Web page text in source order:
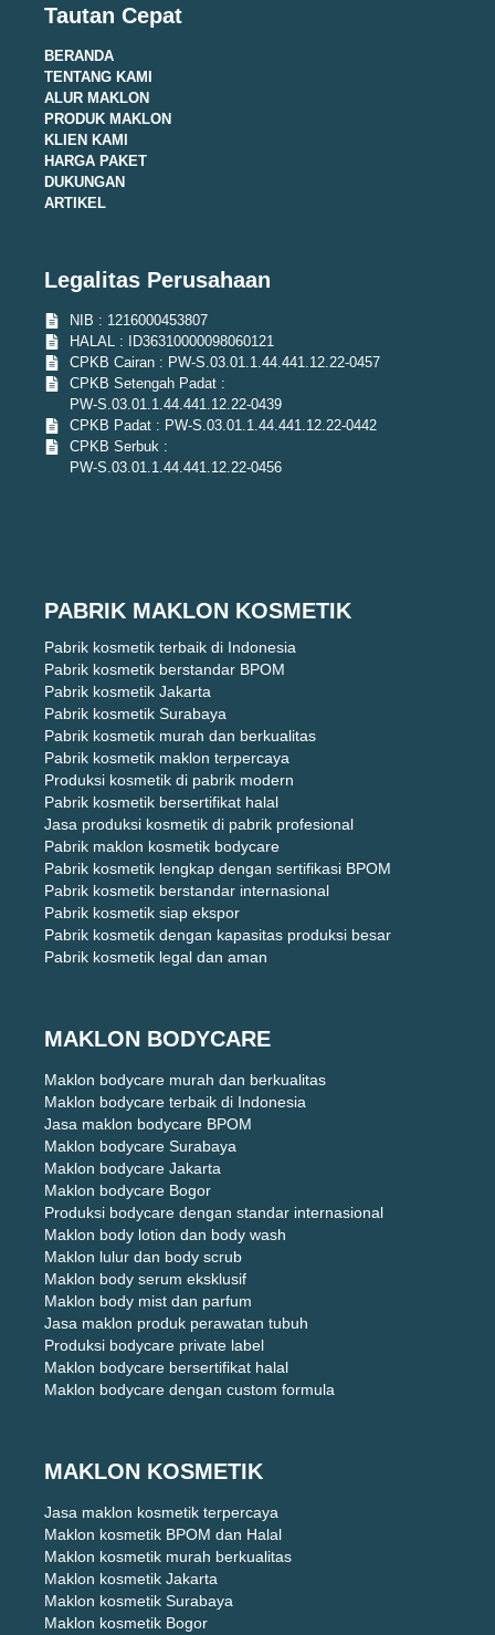
Tautan Cepat
BERANDA
TENTANG KAMI
ALUR MAKLON
PRODUK MAKLON
KLIEN KAMI
HARGA PAKET
DUKUNGAN
ARTIKEL
Legalitas Perusahaan
NIB : 1216000453807
HALAL : ID36310000098060121
CPKB Cairan : PW-S.03.01.1.44.441.12.22-0457
CPKB Setengah Padat :
PW-S.03.01.1.44.441.12.22-0439
CPKB Padat : PW-S.03.01.1.44.441.12.22-0442
CPKB Serbuk :
PW-S.03.01.1.44.441.12.22-0456
PABRIK MAKLON KOSMETIK
Pabrik kosmetik terbaik di Indonesia
Pabrik kosmetik berstandar BPOM
Pabrik kosmetik Jakarta
Pabrik kosmetik Surabaya
Pabrik kosmetik murah dan berkualitas
Pabrik kosmetik maklon terpercaya
Produksi kosmetik di pabrik modern
Pabrik kosmetik bersertifikat halal
Jasa produksi kosmetik di pabrik profesional
Pabrik maklon kosmetik bodycare
Pabrik kosmetik lengkap dengan sertifikasi BPOM
Pabrik kosmetik berstandar internasional
Pabrik kosmetik siap ekspor
Pabrik kosmetik dengan kapasitas produksi besar
Pabrik kosmetik legal dan aman
MAKLON BODYCARE
Maklon bodycare murah dan berkualitas
Maklon bodycare terbaik di Indonesia
Jasa maklon bodycare BPOM
Maklon bodycare Surabaya
Maklon bodycare Jakarta
Maklon bodycare Bogor
Produksi bodycare dengan standar internasional
Maklon body lotion dan body wash
Maklon lulur dan body scrub
Maklon body serum eksklusif
Maklon body mist dan parfum
Jasa maklon produk perawatan tubuh
Produksi bodycare private label
Maklon bodycare bersertifikat halal
Maklon bodycare dengan custom formula
MAKLON KOSMETIK
Jasa maklon kosmetik terpercaya
Maklon kosmetik BPOM dan Halal
Maklon kosmetik murah berkualitas
Maklon kosmetik Jakarta
Maklon kosmetik Surabaya
Maklon kosmetik Bogor